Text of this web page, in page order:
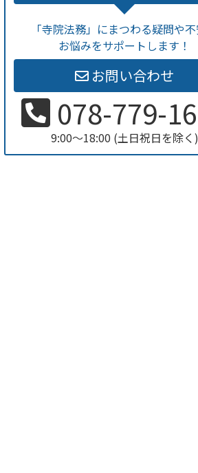
「寺院法務」にまつわる疑問や不
お悩みをサポートします！
お問い合わせ
078-779-
9:00～18:00 (土日祝日を除く)